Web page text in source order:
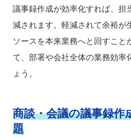
議事録作成が効率化すれば、担
減されます。軽減されて余裕が
ソースを本来業務へと回すこと
て、部署や会社全体の業務効率
ょう。
商談・会議の議事録作
題